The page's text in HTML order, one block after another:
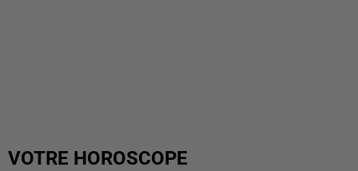
VOTRE HOROSCOPE